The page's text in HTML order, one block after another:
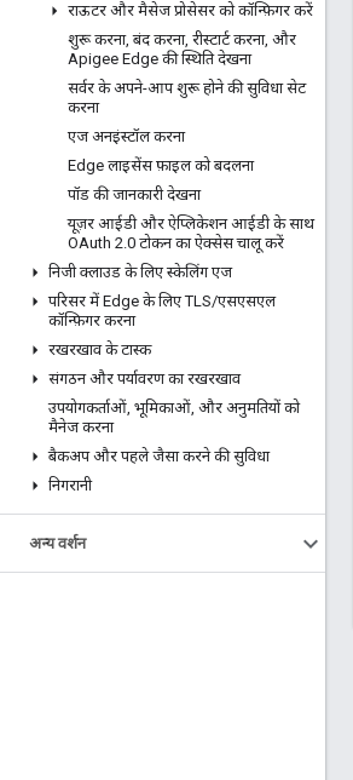
राऊटर और मैसेज प्रोसेसर को कॉन्फ़िगर करें
शुरू करना, बंद करना, रीस्टार्ट करना, और
Apigee Edge की स्थिति देखना
सर्वर के अपने-आप शुरू होने की सुविधा सेट
करना
एज अनइंस्टॉल करना
Edge लाइसेंस फ़ाइल को बदलना
पॉड की जानकारी देखना
यूज़र आईडी और ऐप्लिकेशन आईडी के साथ
OAuth 2.0 टोकन का ऐक्सेस चालू करें
निजी क्लाउड के लिए स्केलिंग एज
परिसर में Edge के लिए TLS/एसएसएल
कॉन्फ़िगर करना
रखरखाव के टास्क
संगठन और पर्यावरण का रखरखाव
उपयोगकर्ताओं, भूमिकाओं, और अनुमतियों को
मैनेज करना
बैकअप और पहले जैसा करने की सुविधा
निगरानी
अन्य वर्शन